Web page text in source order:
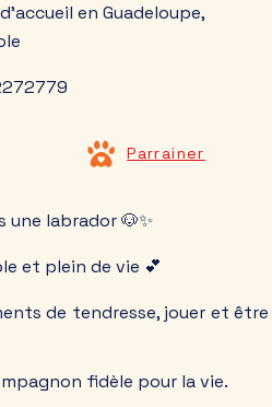
en Guadeloupe,
Parrainer
une labrador 🐶✨
et plein de vie 💕
de tendresse, jouer et être
fidèle pour la vie.